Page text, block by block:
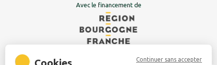
Avec le financement de
Continuer sans accepter